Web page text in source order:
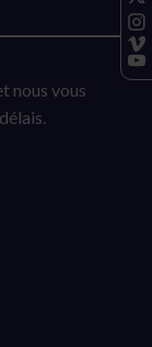
nous vous